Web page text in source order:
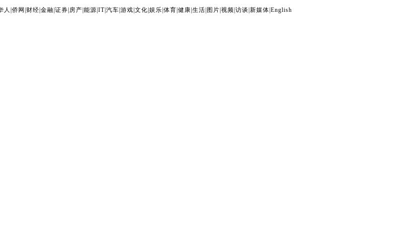
人 侨网 财经 金融 证券 房产 能源 IT| 汽车 游戏 文化 娱乐 体育 健康 生活 图片 视频 访谈 新媒体 English